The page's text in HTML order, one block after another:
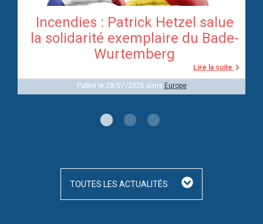
Incendies : Patrick Hetzel salue
la solidarité exemplaire du Bade-
Wurtemberg
Lire la suite
Publié le 28/07/2026 dans Europe
TOUTES LES ACTUALITÉS